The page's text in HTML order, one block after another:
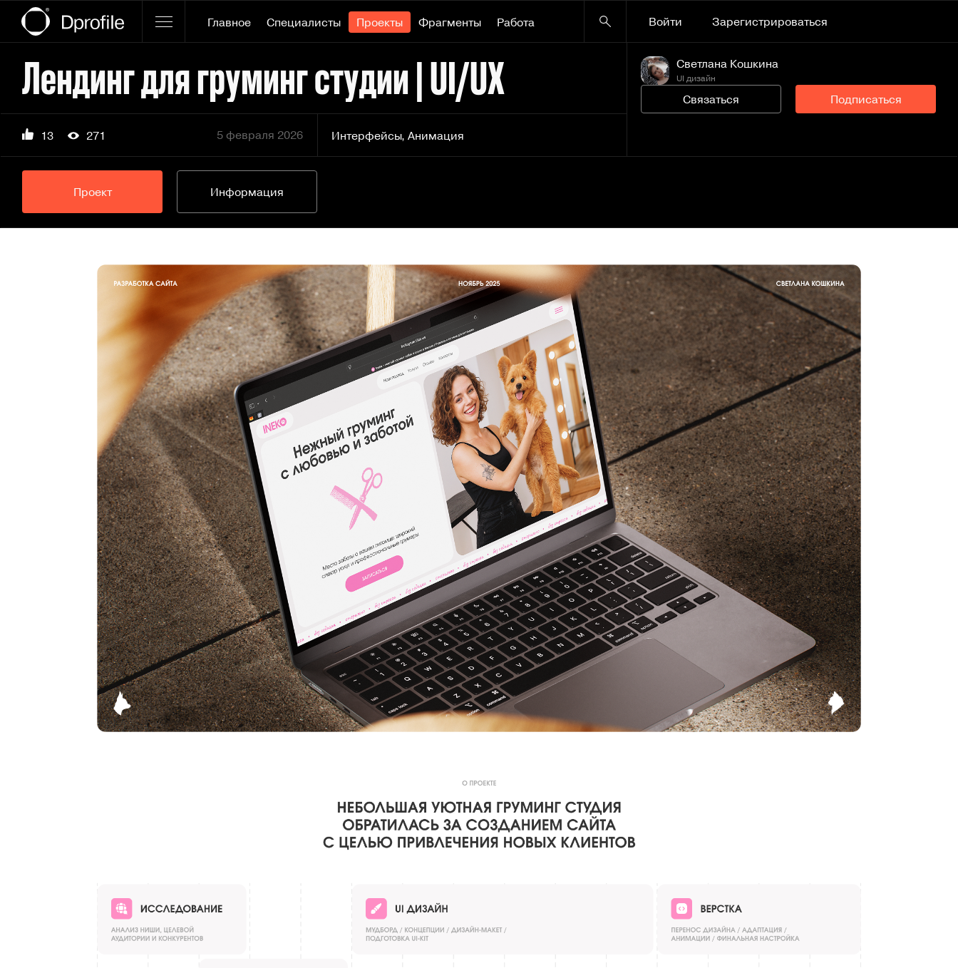
Главное Специалисты Проекты Фрагменты Работа Войти Зарегистрироваться
Лендинг для груминг студии | UI/UX
13 271 5 февраля 2026 Интерфейсы, Анимация
Светлана Кошкина
UI дизайн
Связаться Подписаться
Проект Информация